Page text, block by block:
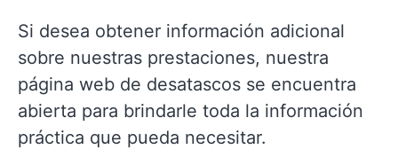
Si desea obtener información adicional
sobre nuestras prestaciones, nuestra
página web de desatascos se encuentra
abierta para brindarle toda la información
práctica que pueda necesitar.